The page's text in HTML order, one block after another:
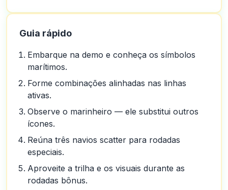
Guia rápido
Embarque na demo e conheça os símbolos
marítimos.
Forme combinações alinhadas nas linhas
ativas.
Observe o marinheiro — ele substitui outros
ícones.
Reúna três navios scatter para rodadas
especiais.
Aproveite a trilha e os visuais durante as
rodadas bônus.